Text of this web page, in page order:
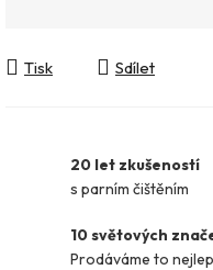
Tisk Sdílet
20 let zkušeností
s parním čištěním
10 světových
Prodáváme to